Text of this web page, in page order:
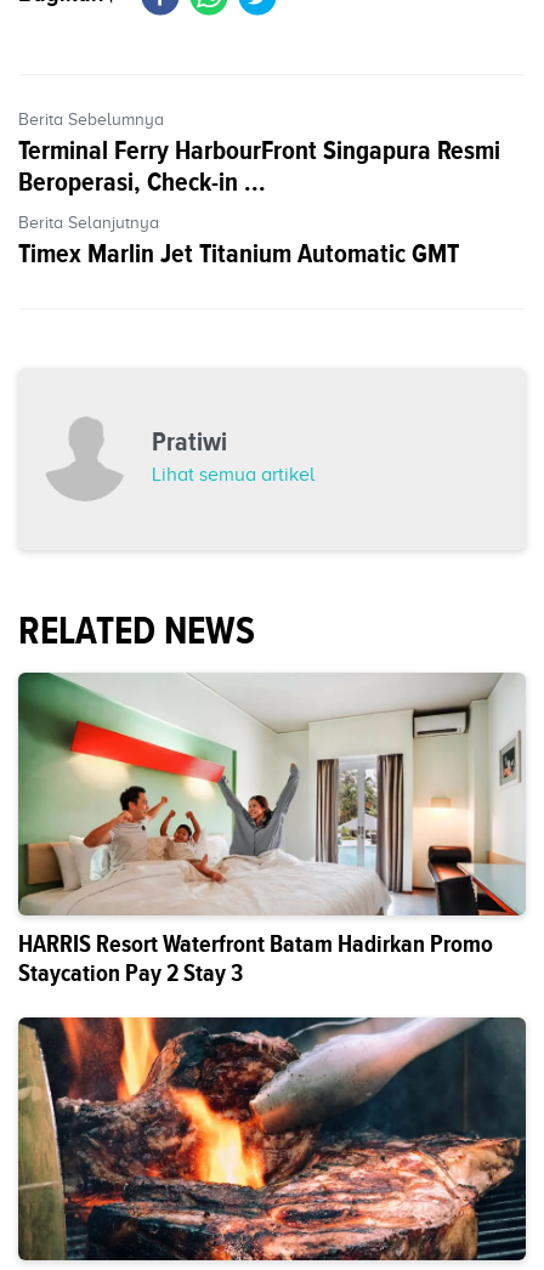
Berita Sebelumnya
Terminal Ferry HarbourFront Singapura Resmi
Beroperasi, Check-in ...
Berita Selanjutnya
Timex Marlin Jet Titanium Automatic GMT
Pratiwi
Lihat semua artikel
RELATED NEWS
HARRIS Resort Waterfront Batam Hadirkan Promo
Staycation Pay 2 Stay 3